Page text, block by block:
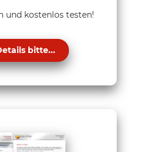
und kostenlos testen!
bitte...